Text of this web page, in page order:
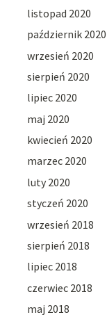
listopad 2020
październik 2020
wrzesień 2020
sierpień 2020
lipiec 2020
maj 2020
kwiecień 2020
marzec 2020
luty 2020
styczeń 2020
wrzesień 2018
sierpień 2018
lipiec 2018
czerwiec 2018
maj 2018